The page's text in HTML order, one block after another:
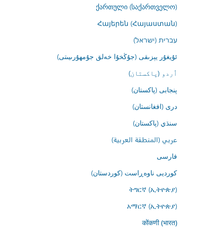
ქართული (საქართველო)
Հայերեն (Հայաստան)
עברית (ישראל)
ئۇيغۇر يېزىقى (جۇڭخۇا خەلق جۇمھۇرىيىتى)
اُردو (پاکستان)
پنجابی (پاکستان)
درى (افغانستان)
سنڌي (پاکستان)
عربي (المنطقة العربية)
فارسى
کوردیی ناوەڕاست (کوردستان)
ትግርኛ (ኢትዮጵያ)
አማርኛ (ኢትዮጵያ)
कोंकणी (भारत)